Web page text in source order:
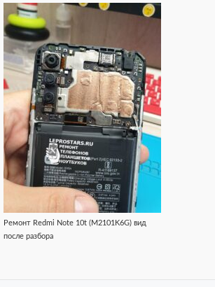
Ремонт Redmi Note 10t (M2101K6G) вид
после разбора